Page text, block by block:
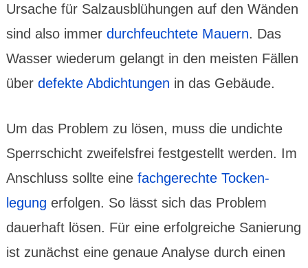
Ursache für Salz­aus­blü­hungen auf den Wänden
sind also immer durch­feuch­tete Mauern. Das
Wasser wiederum gelangt in den meisten Fällen
über defekte Abdich­tungen in das Gebäude.
Um das Problem zu lösen, muss die undichte
Sperr­schicht zweifels­frei fest­gestellt werden. Im
Anschluss sollte eine fachge­rechte Tocken­
legung erfolgen. So lässt sich das Problem
dauer­haft lösen. Für eine erfolg­reiche Sanie­rung
ist zunächst eine genaue Analyse durch einen